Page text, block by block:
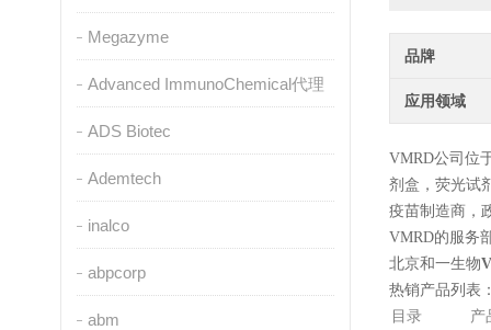
Megazyme
Advanced ImmunoChemical代理
ADS Biotec
Ademtech
inalco
abpcorp
abm
品牌
应用领域
VMRD公司位
剂盒，荧光试
疫苗制造商，
VMRD的服务
北京和一生物
热销产品列表
目录
产